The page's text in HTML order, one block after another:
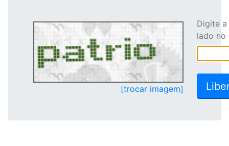
[trocar imagem]
Digite
lado no